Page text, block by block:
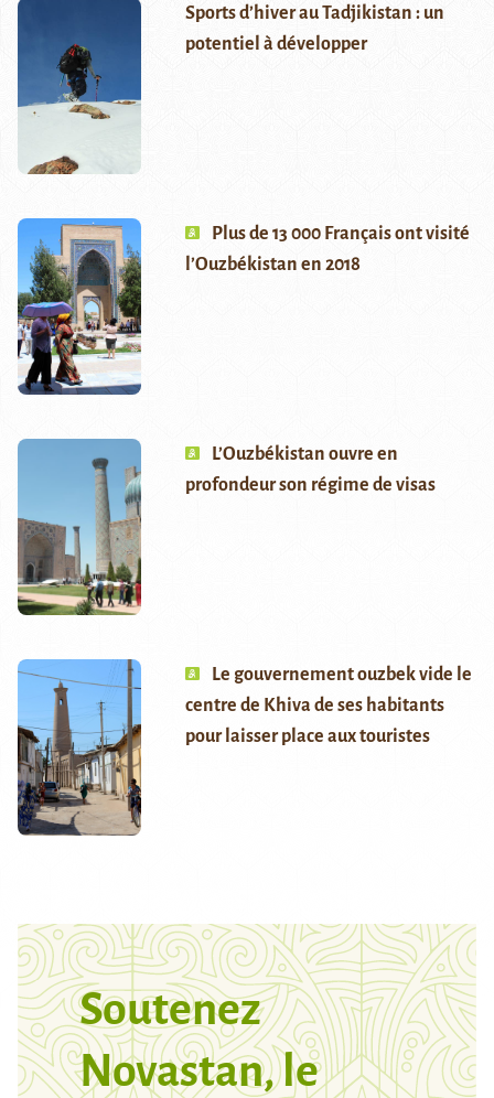
Sports d’hiver au Tadjikistan : un
potentiel à développer
Plus de 13 000 Français ont visité
l’Ouzbékistan en 2018
L’Ouzbékistan ouvre en
profondeur son régime de visas
Le gouvernement ouzbek vide le
centre de Khiva de ses habitants
pour laisser place aux touristes
Soutenez
Novastan, le